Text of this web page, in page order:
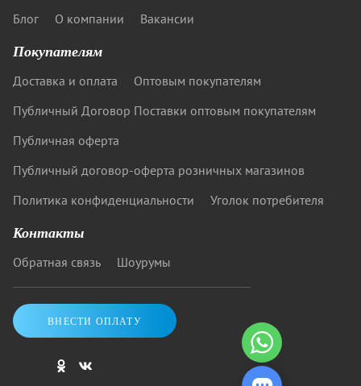
Блог О компании Вакансии
Покупателям
Доставка и оплата
Оптовым покупателям
Публичный Договор Поставки оптовым покупателям
Публичная оферта
Публичный договор-оферта розничных магазинов
Политика конфиденциальности
Уголок потребителя
Контакты
Обратная связь Шоурумы
ВНЕСТИ ОПЛАТУ